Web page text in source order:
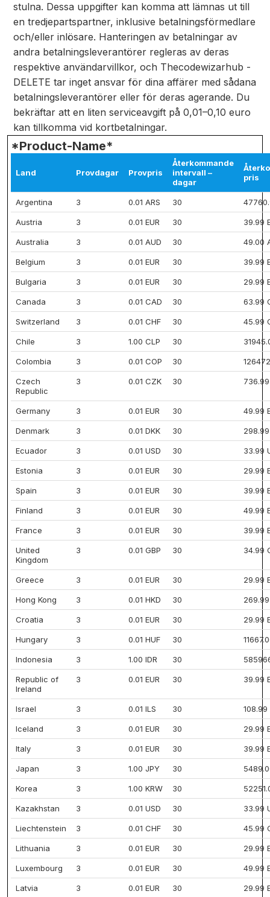
stulna. Dessa uppgifter kan komma att lämnas ut till
en tredjepartspartner, inklusive betalningsförmedlare
och/eller inlösare. Hanteringen av betalningar av
andra betalningsleverantörer regleras av deras
respektive användarvillkor, och Thecodewizarhub -
DELETE tar inget ansvar för dina affärer med sådana
betalningsleverantörer eller för deras agerande. Du
bekräftar att en liten serviceavgift på 0,01–0,10 euro
kan tillkomma vid kortbetalningar.
*Product-Name*
Land Provdagar Provpris
Återkommande
intervall –
dagar
pris
Argentina 3 0.01 ARS 30
Austria 3 0.01 EUR 30 39.99
Australia 3 0.01 AUD 30 49.00
Belgium 3 0.01 EUR 30 39.99
Bulgaria 3 0.01 EUR 30 29.99
Canada 3 0.01 CAD 30 63.99
Switzerland 3 0.01 CHF 30 45.99
Chile 3 1.00 CLP 30
Colombia 3 0.01 COP 30
Czech
Republic
3 0.01 CZK 30
Germany 3 0.01 EUR 30 49.99
Denmark 3 0.01 DKK 30
Ecuador 3 0.01 USD 30 33.99
Estonia 3 0.01 EUR 30 29.99
Spain 3 0.01 EUR 30 39.99
Finland 3 0.01 EUR 30 49.99
France 3 0.01 EUR 30 39.99
United
Kingdom
3 0.01 GBP 30 34.99
Greece 3 0.01 EUR 30 29.99
Hong Kong 3 0.01 HKD 30
Croatia 3 0.01 EUR 30 29.99
Hungary 3 0.01 HUF 30
Indonesia 3 1.00 IDR 30
Republic of
Ireland
3 0.01 EUR 30 39.99
Israel 3 0.01 ILS 30 108.99
Iceland 3 0.01 EUR 30 29.99
Italy 3 0.01 EUR 30 39.99
Japan 3 1.00 JPY 30
Korea 3 1.00 KRW 30
Kazakhstan 3 0.01 USD 30 33.99
Liechtenstein 3 0.01 CHF 30 45.99
Lithuania 3 0.01 EUR 30 29.99
Luxembourg 3 0.01 EUR 30 49.99
Latvia 3 0.01 EUR 30 29.99